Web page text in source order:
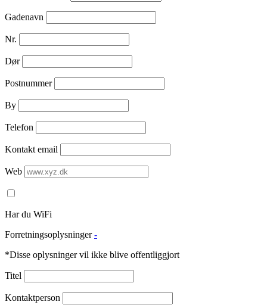
Gadenavn
Nr.
Dør
Postnummer
By
Telefon
Kontakt email
Web
Har du WiFi
Forretningsoplysninger -
*Disse oplysninger vil ikke blive offentliggjort
Titel
Kontaktperson